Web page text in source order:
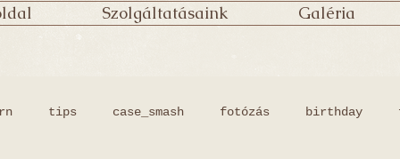
Szolgáltatásaink Galéria
tips case_smash fotózás birthday